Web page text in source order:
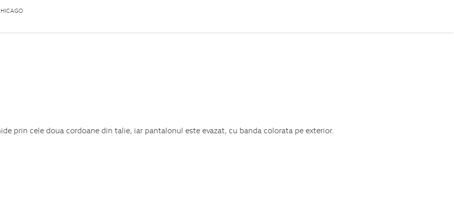
prin cele doua cordoane din talie, iar pantalonul este evazat, cu banda colorata pe exterior.